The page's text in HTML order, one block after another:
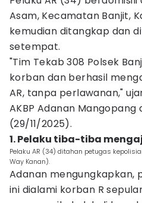
Asam, Kecamatan Banjit,
kemudian ditangkap dan
setempat.
"Tim Tekab 308 Polsek
korban dan berhasil
AR, tanpa perlawanan,"
AKBP Adanan Mangopang
(29/11/2025).
1. Pelaku tiba-tiba
Pelaku AR (34) ditahan petugas
Way Kanan).
Adanan mengungkapkan,
ini dialami korban R